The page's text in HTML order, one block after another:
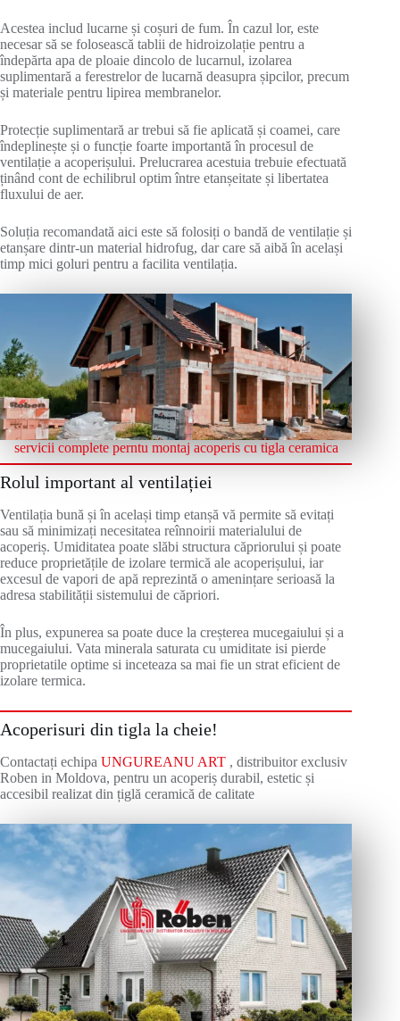
Acestea includ lucarne și coșuri de fum. În cazul lor, este
necesar să se folosească tablii de hidroizolație pentru a
îndepărta apa de ploaie dincolo de lucarnul, izolarea
suplimentară a ferestrelor de lucarnă deasupra șipcilor, precum
și materiale pentru lipirea membranelor.
Protecție suplimentară ar trebui să fie aplicată și coamei, care
îndeplinește și o funcție foarte importantă în procesul de
ventilație a acoperișului. Prelucrarea acestuia trebuie efectuată
ținând cont de echilibrul optim între etanșeitate și libertatea
fluxului de aer.
Soluția recomandată aici este să folosiți o bandă de ventilație și
etanșare dintr-un material hidrofug, dar care să aibă în același
timp mici goluri pentru a facilita ventilația.
servicii complete perntu montaj acoperis cu tigla ceramica
Rolul important al ventilației
Ventilația bună și în același timp etanșă vă permite să evitați
sau să minimizați necesitatea reînnoirii materialului de
acoperiș. Umiditatea poate slăbi structura căpriorului și poate
reduce proprietățile de izolare termică ale acoperișului, iar
excesul de vapori de apă reprezintă o amenințare serioasă la
adresa stabilității sistemului de căpriori.
În plus, expunerea sa poate duce la creșterea mucegaiului și a
mucegaiului. Vata minerala saturata cu umiditate isi pierde
proprietatile optime si inceteaza sa mai fie un strat eficient de
izolare termica.
Acoperisuri din tigla la cheie!
Contactați echipa UNGUREANU ART , distribuitor exclusiv
Roben in Moldova, pentru un acoperiș durabil, estetic și
accesibil realizat din țiglă ceramică de calitate